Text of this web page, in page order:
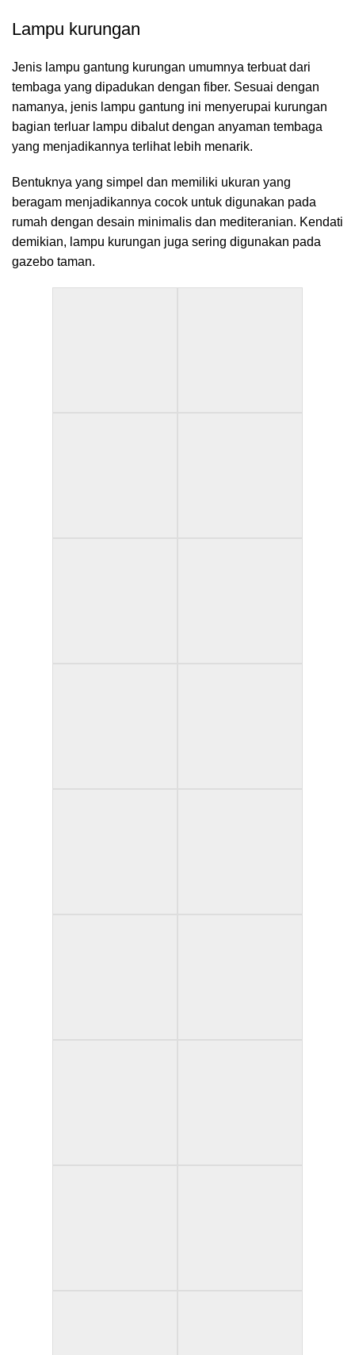
Lampu kurungan
Jenis lampu gantung kurungan umumnya terbuat dari
tembaga yang dipadukan dengan fiber. Sesuai dengan
namanya, jenis lampu gantung ini menyerupai kurungan
bagian terluar lampu dibalut dengan anyaman tembaga
yang menjadikannya terlihat lebih menarik.
Bentuknya yang simpel dan memiliki ukuran yang
beragam menjadikannya cocok untuk digunakan pada
rumah dengan desain minimalis dan mediteranian. Kendati
demikian, lampu kurungan juga sering digunakan pada
gazebo taman.